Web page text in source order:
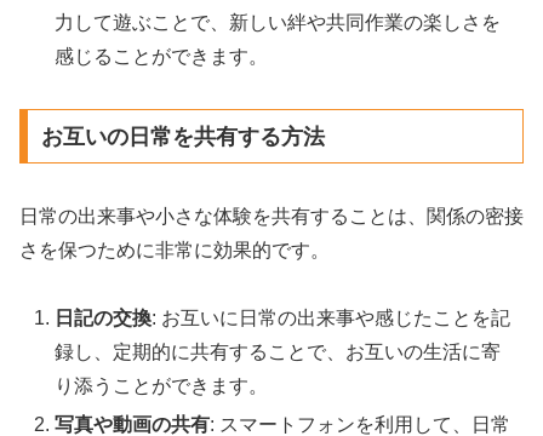
力して遊ぶことで、新しい絆や共同作業の楽しさを
感じることができます。
お互いの日常を共有する方法
日常の出来事や小さな体験を共有することは、関係の密接
さを保つために非常に効果的です。
日記の交換: お互いに日常の出来事や感じたことを記
録し、定期的に共有することで、お互いの生活に寄
り添うことができます。
写真や動画の共有: スマートフォンを利用して、日常